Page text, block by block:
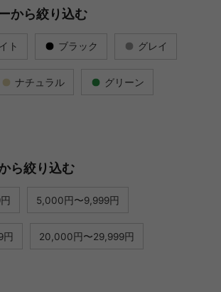
から絞り込む
ト ブラック グレイ
ナチュラル グリーン
ら絞り込む
5,000円〜9,999円
円 20,000円〜29,999円